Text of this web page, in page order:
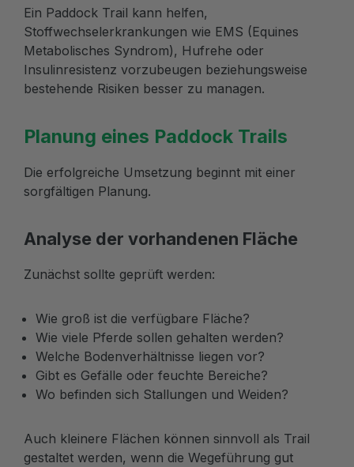
Ein Paddock Trail kann helfen,
Stoffwechselerkrankungen wie EMS (Equines
Metabolisches Syndrom), Hufrehe oder
Insulinresistenz vorzubeugen beziehungsweise
bestehende Risiken besser zu managen.
Planung eines Paddock Trails
Die erfolgreiche Umsetzung beginnt mit einer
sorgfältigen Planung.
Analyse der vorhandenen Fläche
Zunächst sollte geprüft werden:
Wie groß ist die verfügbare Fläche?
Wie viele Pferde sollen gehalten werden?
Welche Bodenverhältnisse liegen vor?
Gibt es Gefälle oder feuchte Bereiche?
Wo befinden sich Stallungen und Weiden?
Auch kleinere Flächen können sinnvoll als Trail
gestaltet werden, wenn die Wegeführung gut